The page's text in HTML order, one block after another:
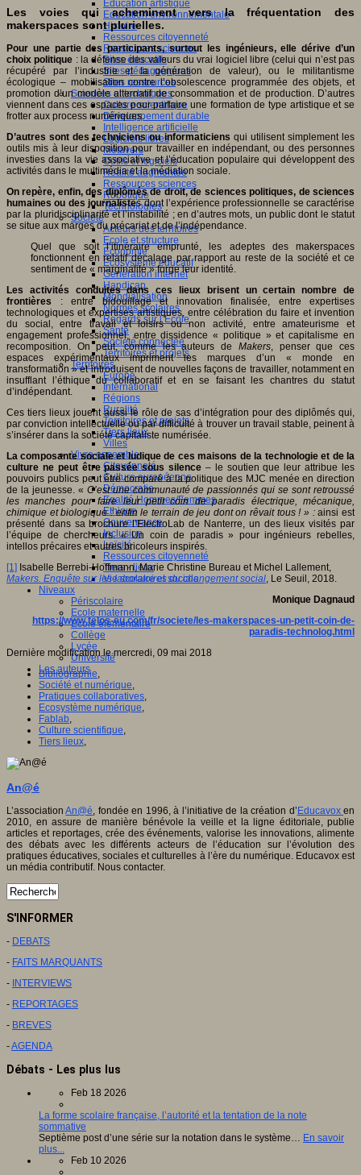
Education artistique
Education environnementale
Histoire
Ressources citoyenneté
Ressources sciences
Sites éducatifs
Sites pédagogiques
Sites ressources
Sciences et techniques
Culture scientifique
Développement durable
Intelligence artificielle
Logiciels libres
Métavers
Outils et logiciels
Réalité augmentée
Ressources sciences
Robotique
Technologies
Société
Acteurs des territoires
Ecole et structure
Economie
Ecosystème éducatif
Génération internet
Handicap
Mondialisation
Normes scolaires
Regards sur l’Ecole
Santé
Société connectée
Territoires et projets
Territoires
Europe
International
Régions
Ruralité
Territoires et projets
Tiers lieux
Villes
Vivre ensemble
Citoyenneté
Culture européenne
Démocratie
Egalité Hommes/Femmes
Ethique
Gouvernance
Inclusion
Laïcité
Ressources citoyenneté
Tiers - lieux
Vie scolaire et sociale
Niveaux
Périscolaire
Ecole maternelle
Ecole élémentaire
Collège
Lycée
Université
Les auteurs
Les voies qui acheminent vers la fréquentation des
makerspaces sont plurielles.
Pour une partie des participants, surtout les ingénieurs, elle dérive d’un
choix politique : la défense des valeurs du vrai logiciel libre (celui qui n’est pas
récupéré par l’industrie et la génération de valeur), ou le militantisme
écologique – mobilisation contre l’obsolescence programmée des objets, et
promotion d’un modèle alternatif de consommation et de production. D’autres
viennent dans ces espaces pour parfaire une formation de type artistique et se
frotter aux process numériques.
D’autres sont des techniciens ou informaticiens qui utilisent simplement les
outils mis à leur disposition pour travailler en indépendant, ou des personnes
investies dans la vie associative et l’éducation populaire qui développent des
activités dans le multimédia et la médiation sociale.
On repère, enfin, des diplômés de droit, de sciences politiques, de sciences
humaines ou des journalistes dont l’expérience professionnelle se caractérise
par la pluridisciplinarité et l’instabilité ; en d’autres mots, un public dont le statut
se situe aux marges du précariat et de l’indépendance.
Quel que soit l’itinéraire emprunté, les adeptes des makerspaces
fonctionnent en relatif décalage par rapport au reste de la société et ce
sentiment de « marginalité » forge leur identité.
Les activités conduites dans ces lieux brisent un certain nombre de
frontières : entre bidouillage et innovation finalisée, entre expertises
technologiques et expertises artistiques, entre célébration du faire et invention
du social, entre travail et loisirs ou non activité, entre amateurisme et
engagement professionnel, entre dissidence « politique » et capitalisme en
recomposition. On peut, comme les auteurs de Makers, penser que ces
espaces expérimentaux impriment les marques d’un « monde en
transformation » et introduisent de nouvelles façons de travailler, notamment en
insufflant l’éthique du collaboratif et en se faisant les chantres du statut
d’indépendant.
Ces tiers lieux jouent aussi le rôle de sas d’intégration pour des diplômés qui,
par conviction intellectuelle ou par difficulté à trouver un travail stable, peinent à
s’insérer dans la société capitaliste numérisée.
La composante sociale et ludique de ces maisons de la technologie et de la
culture ne peut être passée sous silence – le soutien que leur attribue les
pouvoirs publics peut être comparé à la politique des MJC menée en direction
de la jeunesse. « C’est une communauté de passionnés qui se sont retroussé
les manches pour faire leur petit coin de paradis électrique, mécanique,
chimique et biologique : enfin le terrain de jeu dont on rêvait tous ! » :ainsi est
présenté dans sa brochure l’ElectroLab de Nanterre, un des lieux visités par
l’équipe de chercheurs.«Un coin de paradis » pour ingénieurs rebelles,
intellos précaires et autres bricoleurs inspirés.
[1] Isabelle Berrebi-Hoffmann, Marie Christine Bureau et Michel Lallement,
Makers. Enquête sur les laboratoires du changement social, Le Seuil, 2018.
Monique Dagnaud
https://www.telos-eu.com/fr/societe/les-makerspaces-un-petit-coin-de-
paradis-technolog.html
Dernière modification le mercredi, 09 mai 2018
Bibliographie,
Société et numérique,
Pratiques collaboratives,
Ecosystème numérique,
Fablab,
Culture scientifique,
Tiers lieux,
An@é
L’associationAn@é, fondée en 1996, à l’initiative de la création d’ Educavoxen
2010, en assure de manière bénévole la veille et la ligne éditoriale, publie
articles et reportages, crée des événements, valorise les innovations, alimente
des débats avec les différents acteurs de l’éducation sur l’évolution des
pratiques éducatives, sociales et culturelles à l’ère du numérique. Educavox est
un média contributif. Nous contacter.
S'INFORMER
- DEBATS
- FAITS MARQUANTS
- INTERVIEWS
- REPORTAGES
- BREVES
-AGENDA
Débats - Les plus lus
Feb 18 2026
La forme scolaire française, l’autorité et la tentation de la note
sommative
Septième post d’une série sur la notation dans le système… En savoir
plus...
Feb 10 2026